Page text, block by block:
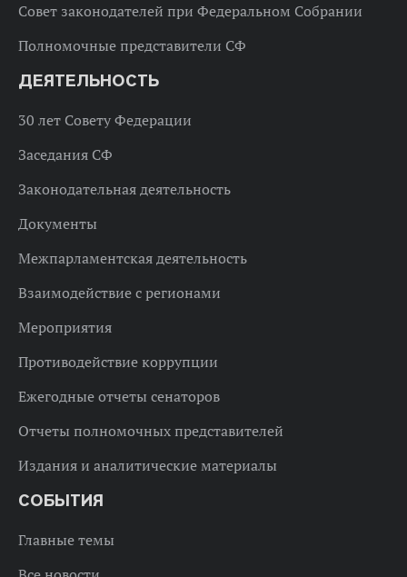
Совет законодателей при Федеральном Собрании
Полномочные представители СФ
ДЕЯТЕЛЬНОСТЬ
30 лет Совету Федерации
Заседания СФ
Законодательная деятельность
Документы
Межпарламентская деятельность
Взаимодействие с регионами
Мероприятия
Противодействие коррупции
Ежегодные отчеты сенаторов
Отчеты полномочных представителей
Издания и аналитические материалы
СОБЫТИЯ
Главные темы